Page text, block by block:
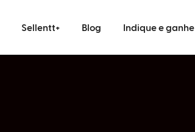
Sellentt+ Blog Indique e ganhe